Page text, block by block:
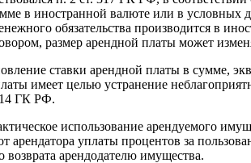
в иностранной валюте или в условных
обязательства производится в
размер арендной платы может
ставки арендной платы в сумме,
имеет целью устранение
ГК РФ.
использование арендуемого
арендатора уплаты процентов за
арендодателю имущества.